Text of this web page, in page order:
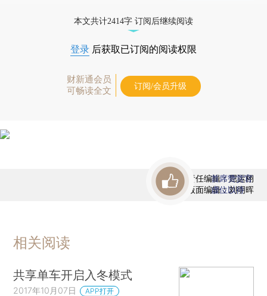
本文共计2414字 订阅后继续阅读
登录 后获取已订阅的阅读权限
财新通会员
可畅读全文
订阅/会员升级
责任编辑：屈运栩
版面编辑：刘明晖
首席赞赏官
虚位以待
相关阅读
共享单车开启入冬模式
2017年10月07日 APP打开